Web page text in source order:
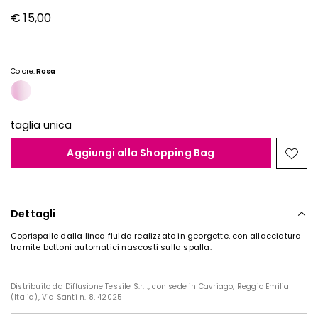
€ 15,00
Colore:Rosa
taglia unica
Aggiungi alla Shopping Bag
nella
Dettagli
Coprispalle dalla linea fluida realizzato in georgette, con allacciatura
tramite bottoni automatici nascosti sulla spalla.
Distribuito da Diffusione Tessile S.r.l., con sede in Cavriago, Reggio Emilia
(Italia), Via Santi n. 8, 42025